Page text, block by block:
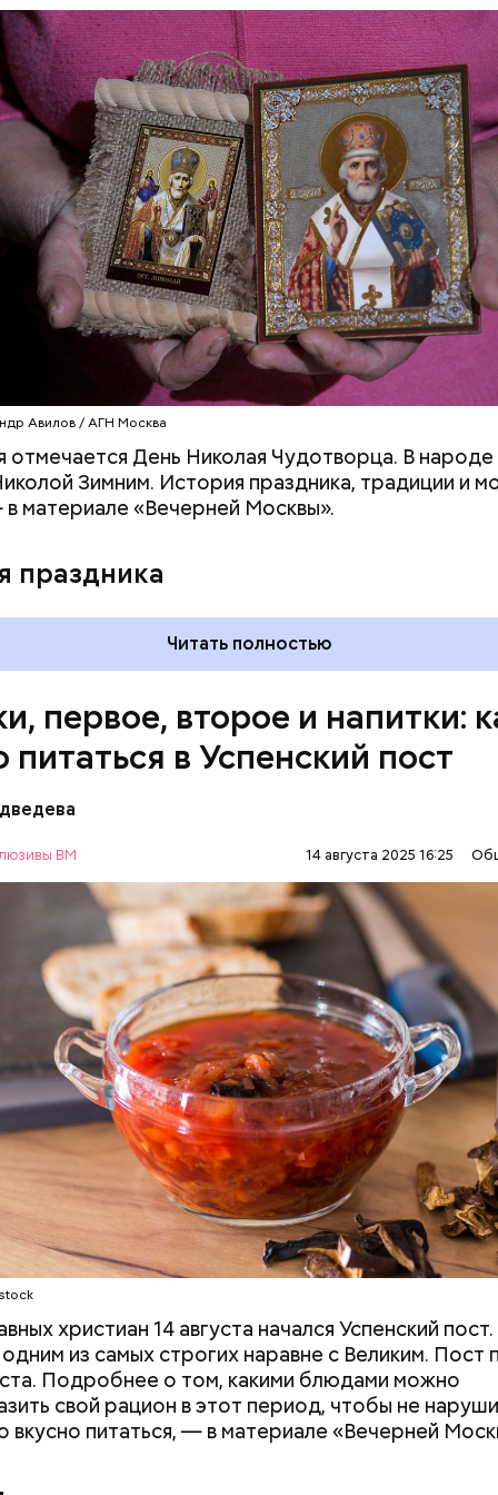
Авилов / АГН Москва
отмечается День Николая Чудотворца. В народе
Зимним. История праздника, традиции и
материале «Вечерней Москвы».
праздника
Читать полностью
первое, второе и напитки:
питаться в Успенский пост
ВМ 14 августа 2025 16:25
христиан 14 августа начался Успенский
из самых строгих наравне с Великим. Пост
Подробнее о том, какими блюдами можно
свой рацион в этот период, чтобы не
вкусно питаться, — в материале «Вечерней
с овощами
лиственного;
лука;
масла;
и укропа.
ЕДА РЕЦЕПТЫ
с середины следующей недели
прогреваться, потому что на юг России
Температура воздуха будет там выше нормы
недели — плюс 24-28 градусов,
Синоптик предупредил о переносе
Подмосковье
Как поменять батареи дома и
не получить штраф
Как получить до
рублей от
трудной
претендовать и
документы